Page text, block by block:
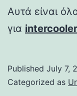
Αυτά είναι
για intercooler
Published July 7,
Categorized as